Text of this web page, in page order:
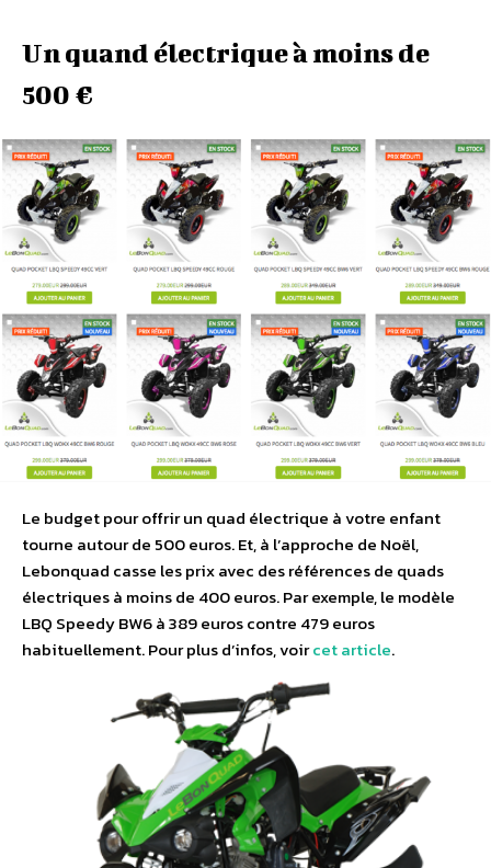
Un quand électrique à moins de
500 €
Le budget pour offrir un quad électrique à votre enfant
tourne autour de 500 euros. Et, à l’approche de Noël,
Lebonquad casse les prix avec des références de quads
électriques à moins de 400 euros. Par exemple, le modèle
LBQ Speedy BW6 à 389 euros contre 479 euros
habituellement. Pour plus d’infos, voircet article.